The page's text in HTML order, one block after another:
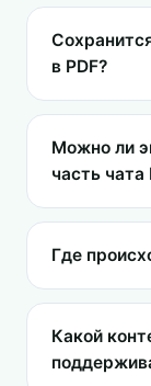
в PDF?
Можно ли
часть
Где
Какой